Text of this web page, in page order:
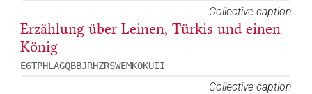
Collective caption
Erzählung über Leinen, Türkis und einen
König
E6TPHLAGQBBJRHZRSWEMKOKUII
Collective caption